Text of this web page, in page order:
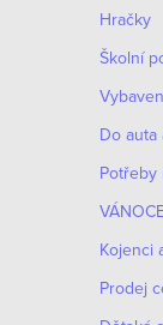
n
n
í
p
a
n
e
Hračky
Školní
Do
Potřeby
Kojenci
Prodej